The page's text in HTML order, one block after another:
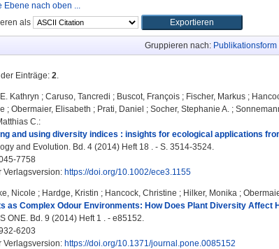
Ebene nach oben ...
als
Gruppieren nach: Publikationsform
Einträge: 2.
Kathryn ; Caruso, Tancredi ; Buscot, François ; Fischer, Markus ;
; Obermaier, Elisabeth ; Prati, Daniel ; Socher, Stephanie A. ;
C.:
and using diversity indices : insights for ecological applications
and Evolution. Bd. 4 (2014) Heft 18 . - S. 3514-3524.
7758
Verlagsversion: https://doi.org/10.1002/ece3.1155
Nicole ; Hardge, Kristin ; Hancock, Christine ; Hilker, Monika ;
as Complex Odour Environments: How Does Plant Diversity Affect
ONE. Bd. 9 (2014) Heft 1 . - e85152.
6203
Verlagsversion: https://doi.org/10.1371/journal.pone.0085152